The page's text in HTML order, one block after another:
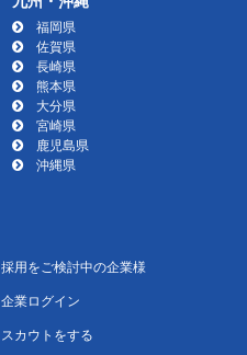
福岡県
佐賀県
長崎県
熊本県
大分県
宮崎県
鹿児島県
沖縄県
採用をご検討中の企業様
企業ログイン
スカウトをする